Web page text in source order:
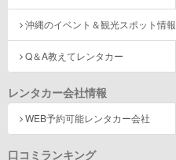
沖縄のイベント＆観光スポット情報
Q＆A教えてレンタカー
レンタカー会社情報
WEB予約可能レンタカー会社
口コミランキング